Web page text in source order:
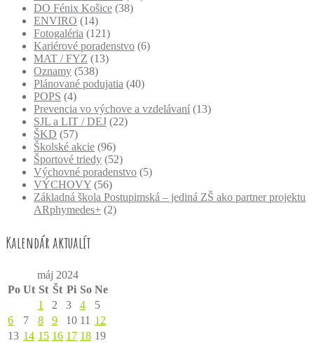
DO Fénix Košice (38)
ENVIRO (14)
Fotogaléria (121)
Kariérové poradenstvo (6)
MAT / FYZ (13)
Oznamy (538)
Plánované podujatia (40)
POPS (4)
Prevencia vo výchove a vzdelávaní (13)
SJL a LIT / DEJ (22)
ŠKD (57)
Školské akcie (96)
Športové triedy (52)
Výchovné poradenstvo (5)
VÝCHOVY (56)
Základná škola Postupimská – jediná ZŠ ako partner projektu
ARphymedes+ (2)
Kalendár aktualít
máj 2024
Po Ut St Št Pi So Ne
1
2 3 4
5
6
7 8 9 10 11 12
13 14 15 16 17 18 19